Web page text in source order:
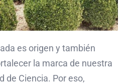
es origen y también
la marca de nuestra
de Ciencia. Por eso,